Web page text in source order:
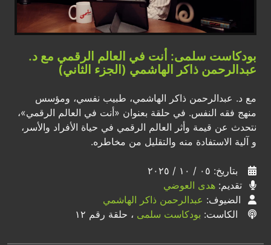
بودكاست سلمى: أنت في العالم الرقمي مع د.
عبدالرحمن ذاكر الهاشمي (الجزء الثاني)
مع د. عبدالرحمن ذاكر الهاشمي، طبيب نفسي، ومؤسس
منهج فقه النفس. في حلقة بعنوان «أنت في العالم الرقمي»،
نتحدث عن قيمة وأثر العالم الرقمي في حياة الأفراد والأسر،
و آلية الاستفادة منه والتقليل من مخاطره.
بتاريخ: ٠٥ / ١٠ / ٢٠٢٥
تقديم: هدى العوضي
الضيوف: عبدالرحمن ذاكر الهاشمي
الكاست: بودكاست سلمى ، حلقة رقم ١٢